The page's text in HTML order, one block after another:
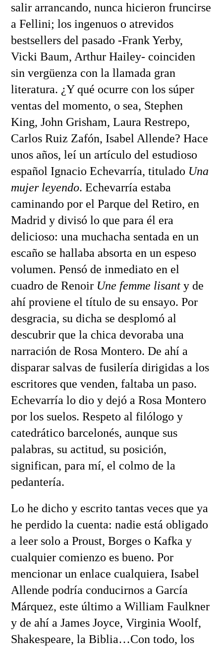
salir arrancando, nunca hicieron fruncirse
a Fellini; los ingenuos o atrevidos
bestsellers del pasado -Frank Yerby,
Vicki Baum, Arthur Hailey- coinciden
sin vergüenza con la llamada gran
literatura. ¿Y qué ocurre con los súper
ventas del momento, o sea, Stephen
King, John Grisham, Laura Restrepo,
Carlos Ruiz Zafón, Isabel Allende? Hace
unos años, leí un artículo del estudioso
español Ignacio Echevarría, titulado Una
mujer leyendo. Echevarría estaba
caminando por el Parque del Retiro, en
Madrid y divisó lo que para él era
delicioso: una muchacha sentada en un
escaño se hallaba absorta en un espeso
volumen. Pensó de inmediato en el
cuadro de Renoir Une femme lisanty de
ahí proviene el título de su ensayo. Por
desgracia, su dicha se desplomó al
descubrir que la chica devoraba una
narración de Rosa Montero. De ahí a
disparar salvas de fusilería dirigidas a los
escritores que venden, faltaba un paso.
Echevarría lo dio y dejó a Rosa Montero
por los suelos. Respeto al filólogo y
catedrático barcelonés, aunque sus
palabras, su actitud, su posición,
significan, para mí, el colmo de la
pedantería.
Lo he dicho y escrito tantas veces que ya
he perdido la cuenta: nadie está obligado
a leer solo a Proust, Borges o Kafka y
cualquier comienzo es bueno. Por
mencionar un enlace cualquiera, Isabel
Allende podría conducirnos a García
Márquez, este último a William Faulkner
y de ahí a James Joyce, Virginia Woolf,
Shakespeare, la Biblia…Con todo, los